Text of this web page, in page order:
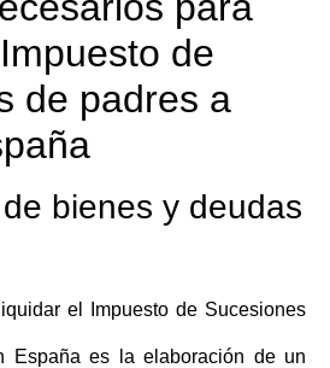
de
de padres a
bienes y deudas
el Impuesto de Sucesiones
España es la elaboración de un